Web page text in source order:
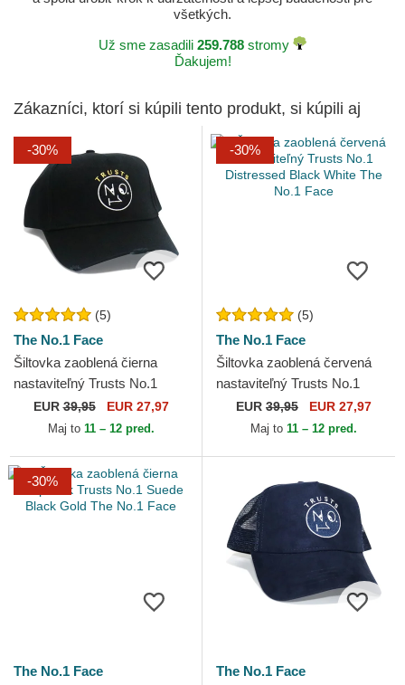
všetkých.
Už sme zasadili 259.788 stromy
Ďakujem!
Zákazníci, ktorí si kúpili tento produkt, si kúpili aj
-30%
(5)
The No.1 Face
Šiltovka zaoblená čierna
nastaviteľný Trusts No.1
Distressed Black Gold The
No.1 Face
EUR39,95 EUR 27,97
Maj to 11 – 12 pred.
-30%
(5)
The No.1 Face
Šiltovka zaoblená červená
nastaviteľný Trusts No.1
Distressed Black White The
No.1 Face
EUR 39,95 EUR 27,97
Maj to 11 – 12 pred.
-30%
The No.1 Face
The No.1 Face